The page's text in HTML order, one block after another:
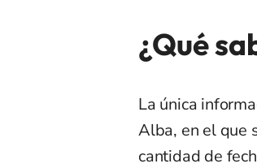
¿Qué
La única
Alba, en el que
cantidad de